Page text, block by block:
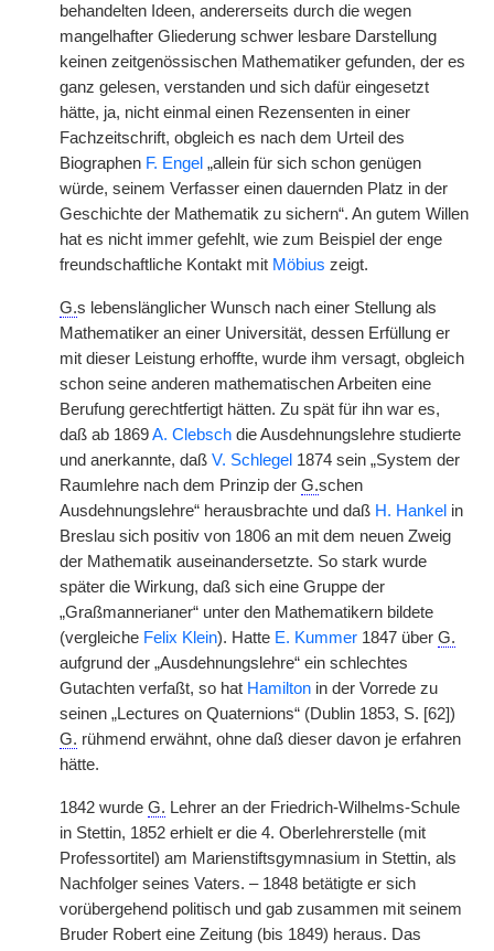
behandelten Ideen, andererseits durch die wegen
mangelhafter Gliederung schwer lesbare Darstellung
keinen zeitgenössischen Mathematiker gefunden, der es
ganz gelesen, verstanden und sich dafür eingesetzt
hätte, ja, nicht einmal einen Rezensenten in einer
Fachzeitschrift, obgleich es nach dem Urteil des
Biographen F. Engel „allein für sich schon genügen
würde, seinem Verfasser einen dauernden Platz in der
Geschichte der Mathematik zu sichern“. An gutem Willen
hat es nicht immer gefehlt, wie zum Beispiel der enge
freundschaftliche Kontakt mit Möbius zeigt.
G.s lebenslänglicher Wunsch nach einer Stellung als
Mathematiker an einer Universität, dessen Erfüllung er
mit dieser Leistung erhoffte, wurde ihm versagt, obgleich
schon seine anderen mathematischen Arbeiten eine
Berufung gerechtfertigt hätten. Zu spät für ihn war es,
daß ab 1869A. Clebsch die Ausdehnungslehre studierte
und anerkannte, daß V. Schlegel 1874 sein „System der
Raumlehre nach dem Prinzip der G.schen
Ausdehnungslehre“ herausbrachte und daß H. Hankel in
Breslau sich positiv von 1806 an mit dem neuen Zweig
der Mathematik auseinandersetzte. So stark wurde
später die Wirkung, daß sich eine Gruppe der
„Graßmannerianer“ unter den Mathematikern bildete
(vergleiche Felix Klein). Hatte E. Kummer 1847 über G.
aufgrund der „Ausdehnungslehre“ ein schlechtes
Gutachten verfaßt, so hat Hamilton in der Vorrede zu
seinen „Lectures on Quaternions“ (Dublin 1853, S. [62])
G. rühmend erwähnt, ohne daß dieser davon je erfahren
hätte.
1842 wurde G. Lehrer an der Friedrich-Wilhelms-Schule
in Stettin, 1852 erhielt er die 4. Oberlehrerstelle (mit
Professortitel) am Marienstiftsgymnasium in Stettin, als
Nachfolger seines Vaters. – 1848 betätigte er sich
vorübergehend politisch und gab zusammen mit seinem
Bruder Robert eine Zeitung (bis 1849) heraus. Das